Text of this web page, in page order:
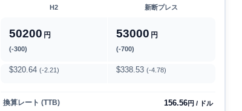
H2 新断プレス
50200 円
(-300)
53000 円
(-700)
$320.64 (-2.21) $338.53 (-4.78)
換算レート (TTB) 156.56円 / ドル